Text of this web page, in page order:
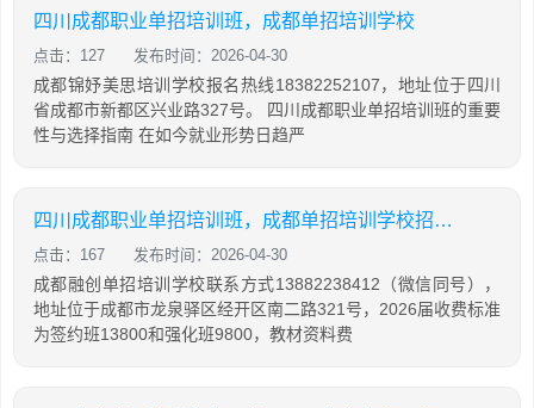
四川成都职业单招培训班，成都单招培训学校
点击：127 发布时间：2026-04-30
成都锦妤美思培训学校报名热线18382252107，地址位于四川
省成都市新都区兴业路327号。 四川成都职业单招培训班的重要
性与选择指南 在如今就业形势日趋严
四川成都职业单招培训班，成都单招培训学校招生名额
点击：167 发布时间：2026-04-30
成都融创单招培训学校联系方式13882238412（微信同号），
地址位于成都市龙泉驿区经开区南二路321号，2026届收费标准
为签约班13800和强化班9800，教材资料费